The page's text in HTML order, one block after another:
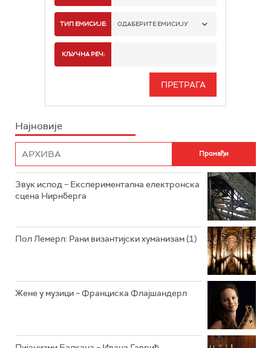
РАДИО БЕОГРАД 1
РАДИО БЕОГРАД 3
РАДИО РОКЕНРОЛЕР
РАДИО ЏЕЗЕР
ТИП ЕМИСИЈЕ: ОДАБЕРИТЕ ЕМИСИЈУ
ИНФО
КЉУЧНА РЕЧ:
Најновије
Звук испод – Експериментална електронска
сцена Нирнберга
Пол Лемерл: Рани византијски хуманизам (1)
Жене у музици – Франциска Флајшандерл